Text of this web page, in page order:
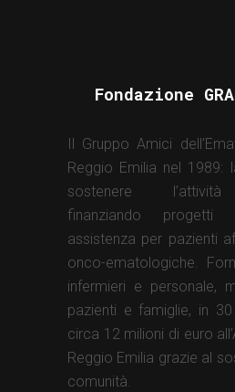
Fondazione
Il Gruppo Amici
Reggio Emilia nel 1989:
sostenere l’attività
finanziando
assistenza per pazienti
onco-ematologiche.
infermieri e personale,
pazienti e famiglie, in
circa 12 milioni di euro
Reggio Emilia grazie al
comunità.